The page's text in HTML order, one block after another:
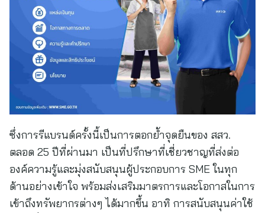
ซึ่งการรีแบรนด์ครั้งนี้เป็นการตอกย้ำจุดยืนของ สสว.
ตลอด 25 ปีที่ผ่านมา เป็นที่ปรึกษาที่เชี่ยวชาญที่ส่งต่อ
องค์ความรู้และมุ่งสนับสนุนผู้ประกอบการ SME ในทุก
ด้านอย่างเข้าใจ พร้อมส่งเสริมมาตรการและโอกาสในการ
เข้าถึงทรัพยากรต่างๆ ได้มากขึ้น อาทิ การสนับสนุนค่าใช้